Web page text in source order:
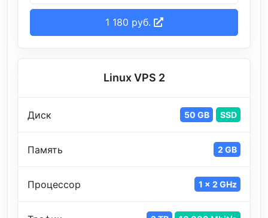
1 180 руб.
Linux VPS 2
Диск 50 GB SSD
Память 2 GB
Процессор 1 x 2 GHz